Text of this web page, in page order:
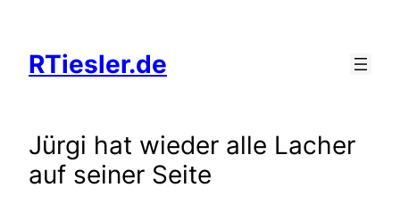
springen
RTiesler.de
Jürgi hat wieder alle Lacher
auf seiner Seite